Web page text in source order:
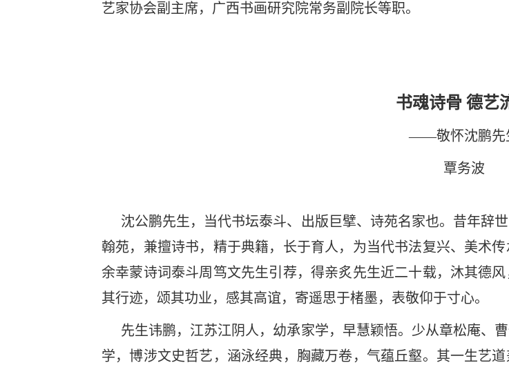
艺家协会副主席，广西书画研究院常务副院长等职。
书魂诗骨 德艺
——敬怀沈鹏先
覃务波
沈公鹏先生，当代书坛泰斗、出版巨擘、诗苑名家也。昔年辞
翰苑，兼擅诗书，精于典籍，长于育人，为当代书法复兴、美术
余幸蒙诗词泰斗周笃文先生引荐，得亲炙先生近二十载，沐其德
其行迹，颂其功业，感其高谊，寄遥思于楮墨，表敬仰于寸心。
先生讳鹏，江苏江阴人，幼承家学，早慧颖悟。少从章松庵、
学，博涉文史哲艺，涵泳经典，胸藏万卷，气蕴丘壑。其一生艺